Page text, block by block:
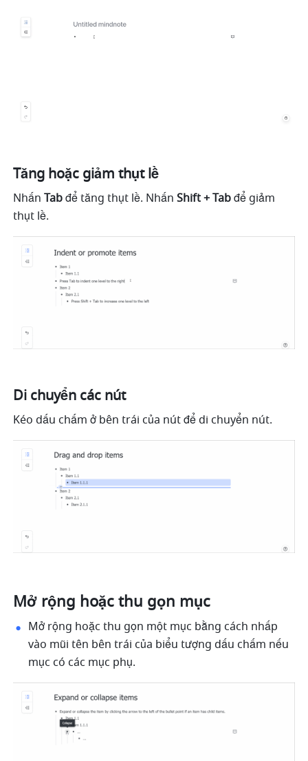
Tăng hoặc giảm thụt lề
Nhấn Tab để tăng thụt lề. Nhấn Shift + Tab để giảm
thụt lề.
Di chuyển các nút
Kéo dấu chấm ở bên trái của nút để di chuyển nút.
Mở rộng hoặc thu gọn mục
Mở rộng hoặc thu gọn một mục bằng cách nhấp
vào mũi tên bên trái của biểu tượng dấu chấm nếu
mục có các mục phụ.